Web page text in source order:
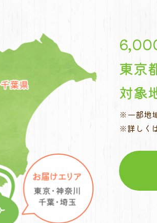
東京
対象
※一部地
※詳しく